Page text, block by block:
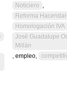
Noticiero ,
Reforma
Homologación IVA
José Guadalupe
Millán
, empleo,